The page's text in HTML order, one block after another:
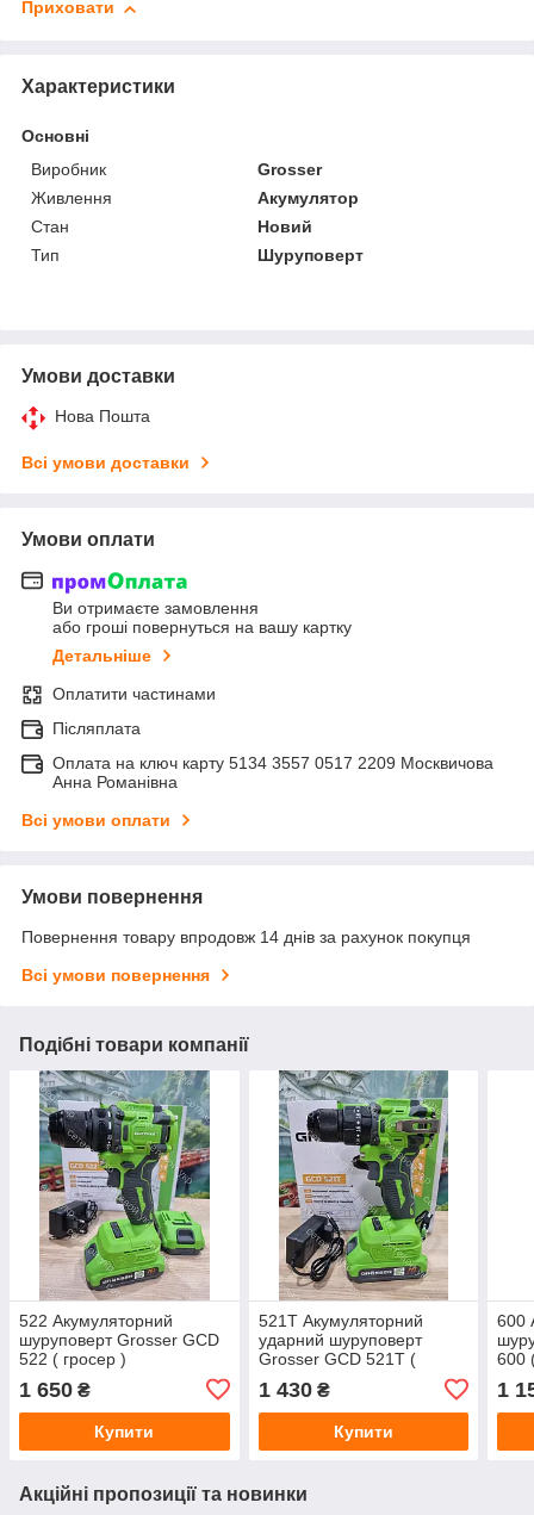
Приховати
Характеристики
Основні
Виробник
Grosser
Живлення
Акумулятор
Стан
Новий
Тип
Шуруповерт
Умови доставки
Нова Пошта
Всі умови доставки
Умови оплати
Ви отримаєте замовлення
або гроші повернуться на вашу картку
Детальніше
Оплатити частинами
Післяплата
Оплата на ключ карту 5134 3557 0517 2209 Москвичова
Анна Романівна
Всі умови оплати
Умови повернення
Повернення товару впродовж 14 днів за рахунок покупця
Всі умови повернення
Подібні товари компанії
522 Акумуляторний
шуруповерт Grosser GCD
522 ( гросер )
1 650 ₴
Купити
521T Акумуляторний
ударний шуруповерт
Grosser GCD 521T (
1 430₴
Купити
600
600
1
Акційні пропозиції та новинки